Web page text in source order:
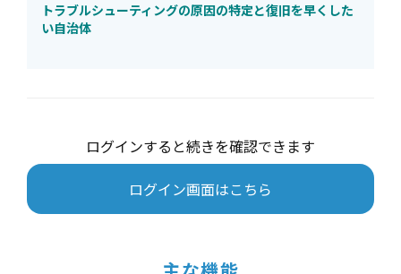
トラブルシューティングの原因の特定と復旧を早くした
い自治体
ログインすると続きを確認できます
ログイン画面はこちら